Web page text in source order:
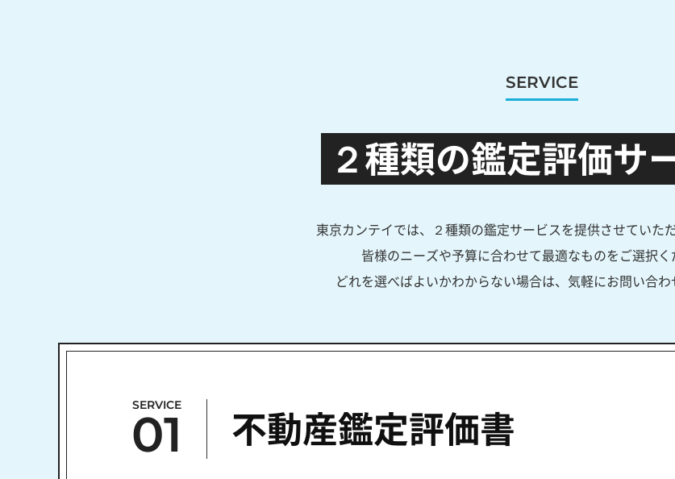
SERVICE
２種類の鑑定評価サ
東京カンテイでは、２種類の鑑定サービスを提供させていた
皆様のニーズや予算に合わせて最適なものをご選択く
どれを選べばよいかわからない場合は、気軽にお問い合わ
SERVICE
01 不動産鑑定評価書